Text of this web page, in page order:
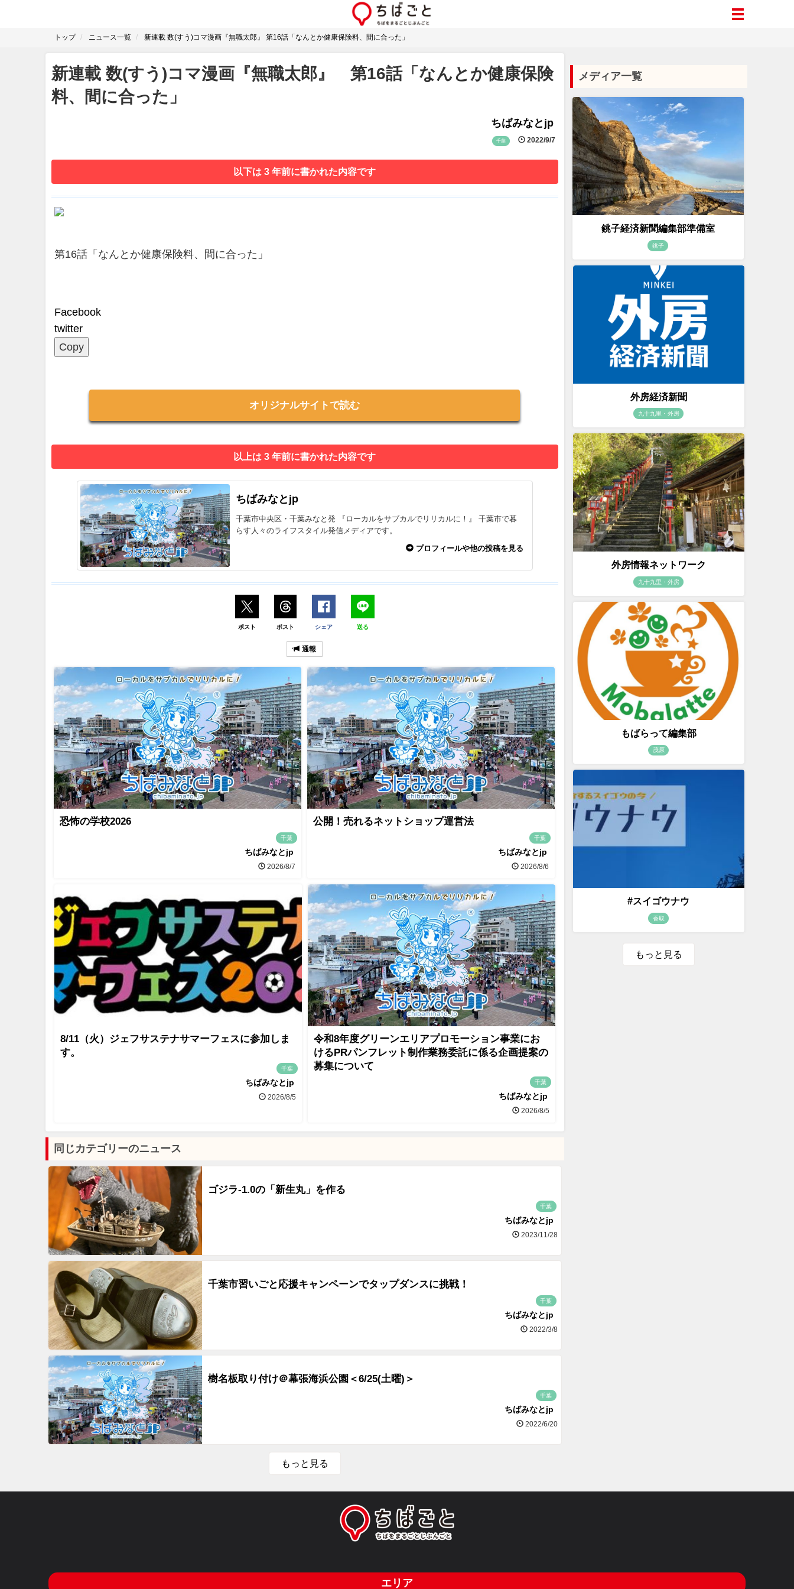
トップ ニュース一覧 新連載 数(すう)コマ漫画『無職太郎』 第16話「なんとか健康保険料、間に合った」
新連載 数(すう)コマ漫画『無職太郎』 第16話「なんとか健康保険
料、間に合った」
ちばみなとjp
千葉 2022/9/7
以下は 3 年前に書かれた内容です
第16話「なんとか健康保険料、間に合った」
Facebook
twitter
Copy
オリジナルサイトで読む
以上は 3 年前に書かれた内容です
ちばみなとjp
千葉市中央区・千葉みなと発 『ローカルをサブカルでリリカルに！』 千葉市で暮
らす人々のライフスタイル発信メディアです。
プロフィールや他の投稿を見る
ポスト ポスト シェア 送る
通報
恐怖の学校2026
千葉
ちばみなとjp
2026/8/7
公開！売れるネットショップ運営法
千葉
ちばみなとjp
2026/8/6
8/11（火）ジェフサステナサマーフェスに参加しま
す。
千葉
ちばみなとjp
2026/8/5
令和8年度グリーンエリアプロモーション事業にお
けるPRパンフレット制作業務委託に係る企画提案の
募集について
千葉
ちばみなとjp
2026/8/5
同じカテゴリーのニュース
ゴジラ-1.0の「新生丸」を作る
千葉
ちばみなとjp
2023/11/28
千葉市習いごと応援キャンペーンでタップダンスに挑戦！
千葉
ちばみなとjp
2022/3/8
樹名板取り付け＠幕張海浜公園＜6/25(土曜)＞
千葉
ちばみなとjp
2022/6/20
もっと見る
メディア一覧
銚子経済新聞編集部準備室
銚子
外房経済新聞
九十九里・外房
外房情報ネットワーク
九十九里・外房
もばらって編集部
茂原
#スイゴウナウ
香取
もっと見る
エリア